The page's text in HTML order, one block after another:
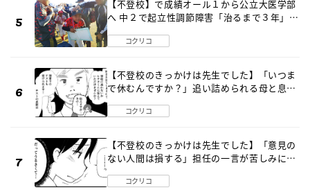
【不登校】で成績オール１から公立大医学部
へ 中２で起立性調節障害「治るまで３年」の
コクリコ
【不登校のきっかけは先生でした】「いつま
で休むんですか？」追い詰められる母と息子
コクリコ
【不登校のきっかけは先生でした】「意見の
ない人間は損する」担任の一言が苦しみに…
コクリコ